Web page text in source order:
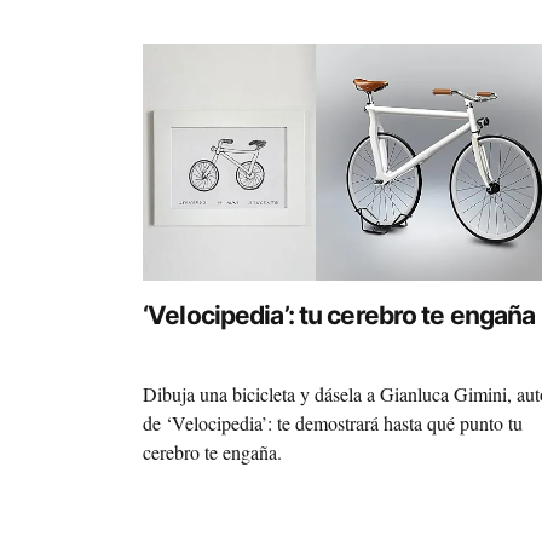
‘Velocipedia’: tu cerebro te engaña
Dibuja una bicicleta y dásela a Gianluca Gimini,
de ‘Velocipedia’: te demostrará hasta qué punto tu
cerebro te engaña.